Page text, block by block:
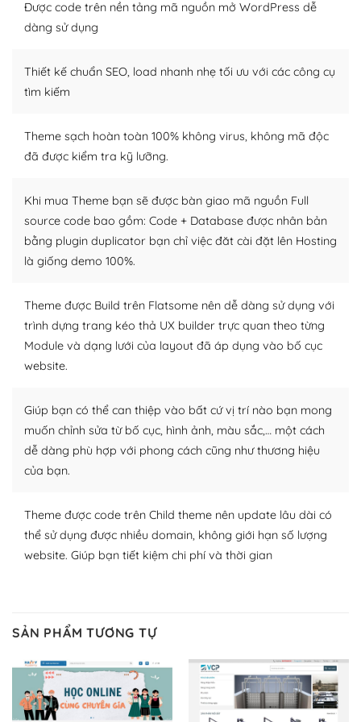
tìm kiếm chúng trên Internet hoặc nhờ chuyên gia.
– Sở hữu một cộng đồng lớn, sẵn sàng hỗ trợ
khổng lồ được kiểm duyệt bởi các nhân viên và những
người cuồng tín WordPress.
kiếm những cộng đồng WordPress, họ sẽ giúp bạn trả
lời, giải đáp vấn đề của bạn.
Cộng đồng sử dụng WordPress sẵn sàng hỗ trợ bạn
Plugin mở rộng là thành phần cài đặt thêm vào
WordPress để tăng thêm các tính năng cần thiết. Có
nhiều plugin trả phí hoặc miễn phí.
plugin của WordPress rất phong phú. Bạn có thể thỏa
thích chọn lựa plugin và themes phù hợp cho mục đích
lập website của mình.
– Dễ sử dụng
Với mọi Hosting bất kỳ thì WordPress đều có thể dễ
Và bạn có toàn quyền tự do khi quyết định nơi lưu trữ
trang web WordPress của bạn.
Dễ dàng lựa chọn Hosting cho website WordPress
– Bảo mật cực tốt
Được code trên nền tảng mã nguồn mở WordPress dễ
dàng sử dụng
Thiết kế chuẩn SEO, load nhanh nhẹ tối ưu với các công cụ
tìm kiếm
Theme sạch hoàn toàn 100% không virus, không mã độc
đã được kiểm tra kỹ lưỡng.
Khi mua Theme bạn sẽ được bàn giao mã nguồn Full
source code bao gồm: Code + Database được nhân bản
bằng plugin duplicator bạn chỉ việc đăt cài đặt lên Hosting
là giống demo 100%.
Theme được Build trên Flatsome nên dễ dàng sử dụng với
trình dựng trang kéo thả UX builder trực quan theo từng
Module và dạng lưới của layout đã áp dụng vào bố cục
website.
Giúp bạn có thể can thiệp vào bất cứ vị trí nào bạn mong
muốn chỉnh sửa từ bố cục, hình ảnh, màu sắc,… một cách
dễ dàng phù hợp với phong cách cũng như thương hiệu
của bạn.
Theme được code trên Child theme nên update lâu dài có
thể sử dụng được nhiều domain, không giới hạn số lượng
website. Giúp bạn tiết kiệm chi phí và thời gian
SẢN PHẨM TƯƠNG TỰ